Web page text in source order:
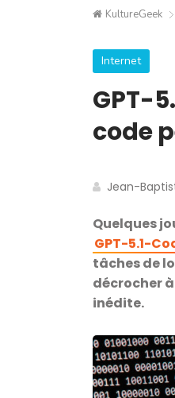
KultureGeek
Internet
GPT-
code
Jean-
Quelques
GPT-5.1-
tâches de
décrocher
inédite.